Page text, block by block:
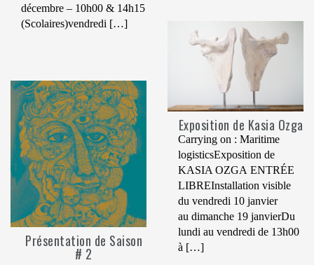
décembre – 10h00 & 14h15
(Scolaires)vendredi […]
Exposition de Kasia Ozga
Carrying on : Maritime
logisticsExposition de
KASIA OZGA ENTRÉE
LIBREInstallation visible
du vendredi 10 janvier
au dimanche 19 janvierDu
lundi au vendredi de 13h00
à […]
Présentation de Saison
# 2